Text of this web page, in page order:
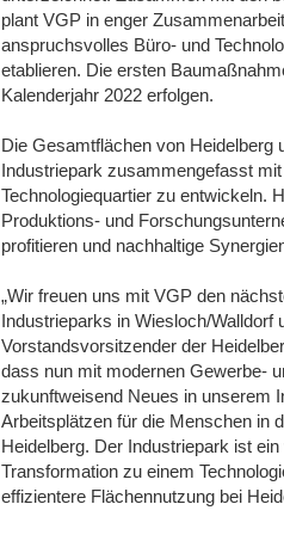
plant VGP in enger
anspruchsvolles Büro- und
etablieren. Die ersten
Kalenderjahr 2022 erfolgen.
Die Gesamtflächen von Heidelberg
Industriepark zusammengefasst
Technologiequartier zu entwickeln.
Produktions- und
profitieren und nachhaltige
„Wir freuen uns mit VGP den
Industrieparks in Wiesloch/Walldorf
Vorstandsvorsitzender der
dass nun mit modernen Gewerbe-
zukunftweisend Neues in unserem
Arbeitsplätzen für die Menschen in
Heidelberg. Der Industriepark ist
Transformation zu einem
effizientere Flächennutzung bei